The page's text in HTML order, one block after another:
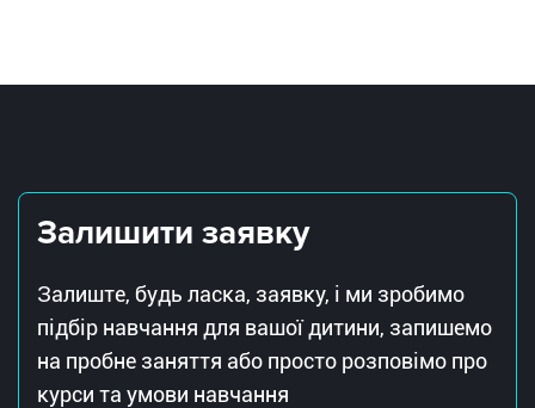
Залишити заявку
Залиште, будь ласка, заявку, і ми зробимо
підбір навчання для вашої дитини, запишемо
на пробне заняття або просто розповімо про
курси та умови навчання